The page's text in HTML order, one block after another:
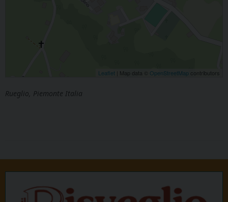
Leaflet | Map data © OpenStreetMap contributors
Rueglio, Piemonte Italia